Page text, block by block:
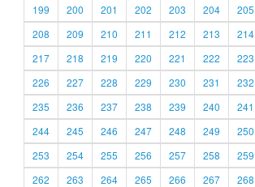
199
200 201 202 203 204 205
208
209 210 211 212 213 214
217
218 219 220 221 222 223
226
227 228 229 230 231 232
235
236 237 238 239 240 241
244
245 246 247 248 249 250
253
254 255 256 257 258 259
262
263 264 265 266 267 268